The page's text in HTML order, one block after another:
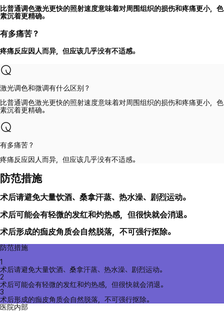
比普通调色激光更快的照射速度意味着对周围组织的损伤和疼痛更小，色
素沉着更精确。
有多痛苦？
疼痛反应因人而异，但应该几乎没有不适感。
激光调色和微调有什么区别？
比普通调色激光更快的照射速度意味着对周围组织的损伤和疼痛更小，色
素沉着更精确。
有多痛苦？
疼痛反应因人而异，但应该几乎没有不适感。
防范措施
术后请避免大量饮酒、桑拿汗蒸、热水澡、剧烈运动。
术后可能会有轻微的发红和灼热感，但很快就会消退。
术后形成的痂皮角质会自然脱落，不可强行抠除。
防范措施
1
术后请避免大量饮酒、桑拿汗蒸、热水澡、剧烈运动。
2
术后可能会有轻微的发红和灼热感，但很快就会消退。
3
术后形成的痂皮角质会自然脱落，不可强行抠除。
医院内部